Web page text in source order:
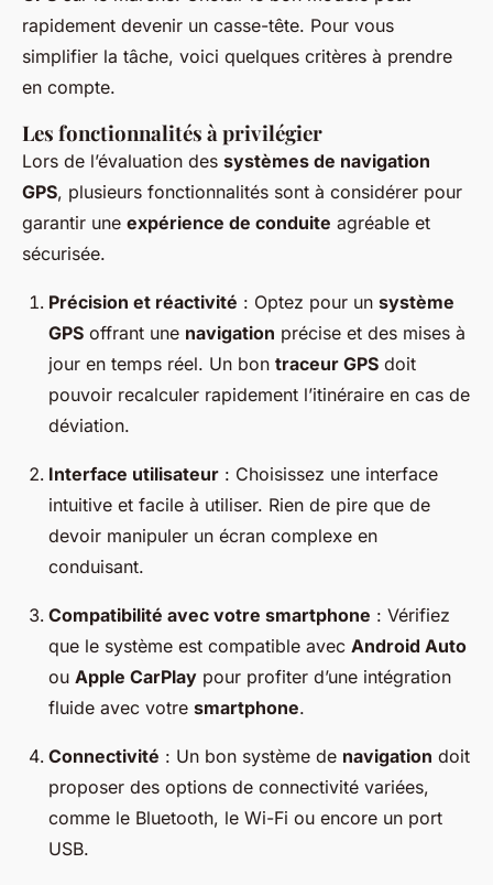
rapidement devenir un casse-tête. Pour vous
simplifier la tâche, voici quelques critères à prendre
en compte.
Les fonctionnalités à privilégier
Lors de l’évaluation des systèmes de navigation
GPS, plusieurs fonctionnalités sont à considérer pour
garantir une expérience de conduite agréable et
sécurisée.
Précision et réactivité : Optez pour un système
GPS offrant une navigation précise et des mises à
jour en temps réel. Un bon traceur GPS doit
pouvoir recalculer rapidement l’itinéraire en cas de
déviation.
Interface utilisateur : Choisissez une interface
intuitive et facile à utiliser. Rien de pire que de
devoir manipuler un écran complexe en
conduisant.
Compatibilité avec votre smartphone : Vérifiez
que le système est compatible avec Android Auto
ou Apple CarPlay pour profiter d’une intégration
fluide avec votre smartphone.
Connectivité : Un bon système de navigation doit
proposer des options de connectivité variées,
comme le Bluetooth, le Wi-Fi ou encore un port
USB.